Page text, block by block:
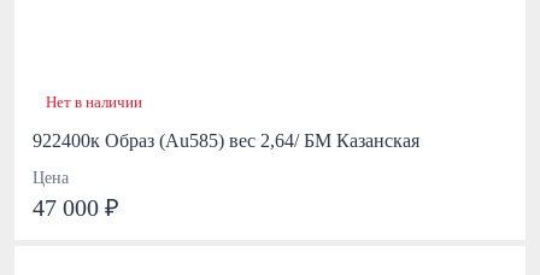
Нет в наличии
922400к Образ (Au585) вес 2,64/ БМ Казанская
Цена
47 000 ₽